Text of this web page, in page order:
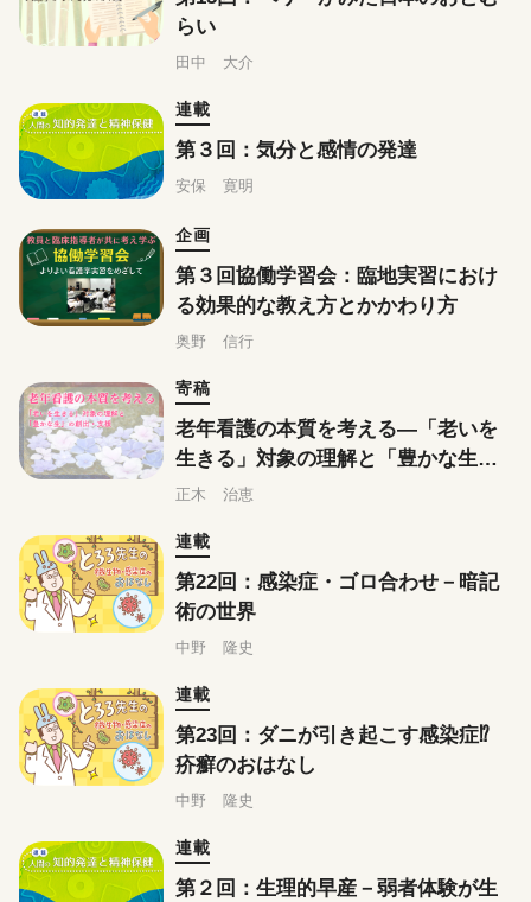
らい
田中 大介
連載
第３回：気分と感情の発達
安保 寛明
企画
第３回協働学習会：臨地実習におけ
る効果的な教え方とかかわり方
奥野 信行
寄稿
老年看護の本質を考える―「老いを
生きる」対象の理解と「豊かな生」
の創出・支援
正木 治恵
連載
第22回：感染症・ゴロ合わせ－暗記
術の世界
中野 隆史
連載
第23回：ダニが引き起こす感染症⁉
疥癬のおはなし
中野 隆史
連載
第２回：生理的早産－弱者体験が生